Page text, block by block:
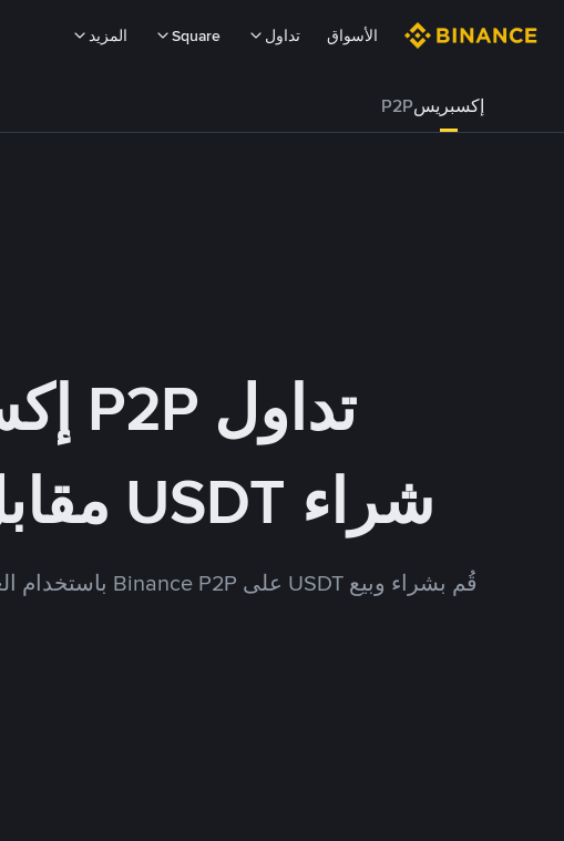
الأسواق تداول Square المزيد
إكسبريسP2P
تداول P2P إكسبريس
شراء USDT مقابل CNY
قُم بشراء وبيع USDT على Binance P2P باستخدام العديد من طرق الدفع